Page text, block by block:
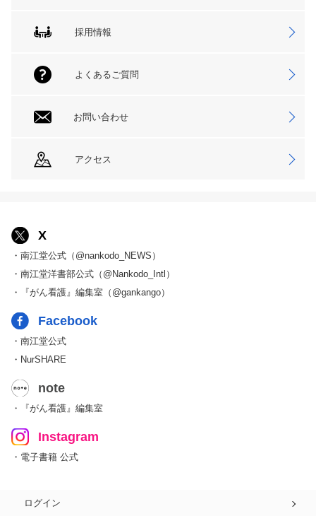
採用情報
よくあるご質問
お問い合わせ
アクセス
X
・南江堂公式（@nankodo_NEWS）
・南江堂洋書部公式（@Nankodo_Intl）
・『がん看護』編集室（@gankango）
Facebook
・南江堂公式
・NurSHARE
note
・『がん看護』編集室
Instagram
・電子書籍 公式
ログイン